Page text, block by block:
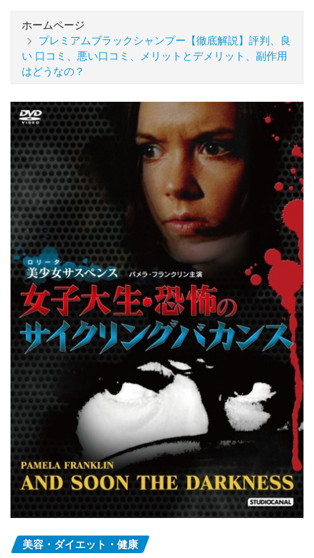
ホームページ
プレミアムブラックシャンプー【徹底解説】評判、良
い 口コミ、悪い口コミ、メリットとデメリット、副作用
はどうなの？
美容・ダイエット・健康